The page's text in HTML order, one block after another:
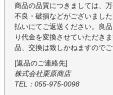
商品の品質につきましては、
不良・破損などがございまし
払いにてご返送ください。良
り代金を変換させていただき
品、交換は致しかねますのでご
[返品のご連絡先]
株式会社栗原商店
TEL：055-975-0098